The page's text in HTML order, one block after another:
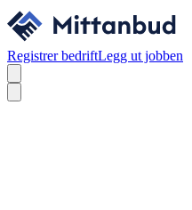
Registrer bedriftLegg ut jobben